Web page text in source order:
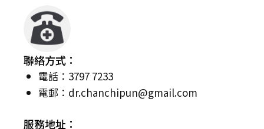
聯絡方式：
電話：3797 7233
電郵： dr.chanchipun@gmail.com
服務地址：